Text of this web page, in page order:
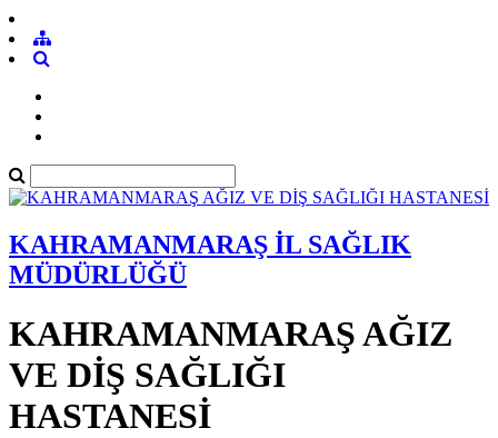
KAHRAMANMARAŞ İL SAĞLIK
MÜDÜRLÜĞÜ
KAHRAMANMARAŞ AĞIZ
VE DİŞ SAĞLIĞI
HASTANESİ